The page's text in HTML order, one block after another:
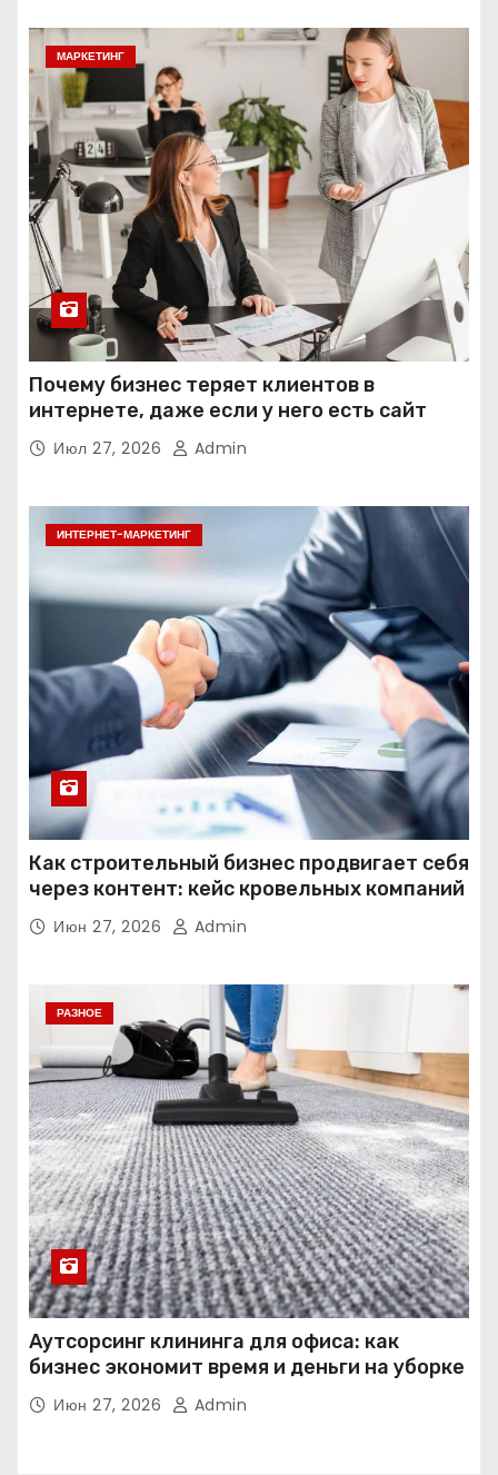
МАРКЕТИНГ
Почему бизнес теряет клиентов в
интернете, даже если у него есть сайт
Июл 27, 2026 Admin
ИНТЕРНЕТ-МАРКЕТИНГ
Как строительный бизнес продвигает себя
через контент: кейс кровельных компаний
Июн 27, 2026 Admin
РАЗНОЕ
Аутсорсинг клининга для офиса: как
бизнес экономит время и деньги на уборке
Июн 27, 2026 Admin